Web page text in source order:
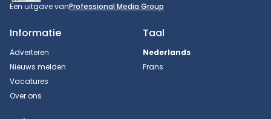
Een uitgave vanProfessional Media Group
Informatie
Adverteren
Nieuws melden
Vacatures
Over ons
Taal
Nederlands
Frans